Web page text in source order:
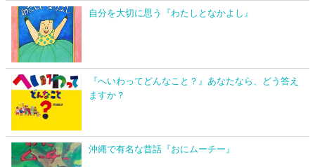
自分を大切に思う『わたしとなかよし』
『へいわってどんなこと？』あなたなら、どう答え
ますか？
沖縄で有名な昔話『おにムーチー』